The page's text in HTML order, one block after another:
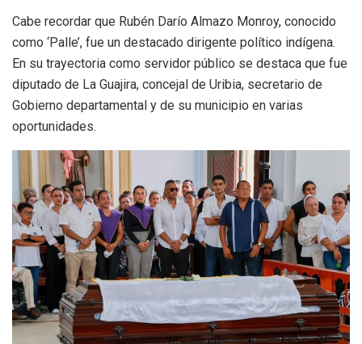
Cabe recordar que Rubén Darío Almazo Monroy, conocido
como ‘Palle’, fue un destacado dirigente político indígena.
En su trayectoria como servidor público se destaca que fue
diputado de La Guajira, concejal de Uribia, secretario de
Gobierno departamental y de su municipio en varias
oportunidades.